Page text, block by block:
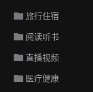
旅行住宿
阅读听书
直播视频
医疗健康